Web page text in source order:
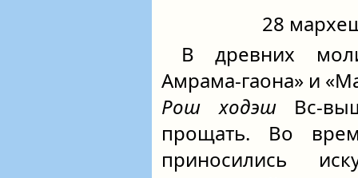
28
В древних
Амрама-гаона» и
Рош ходэш
прощать. Во
приносились